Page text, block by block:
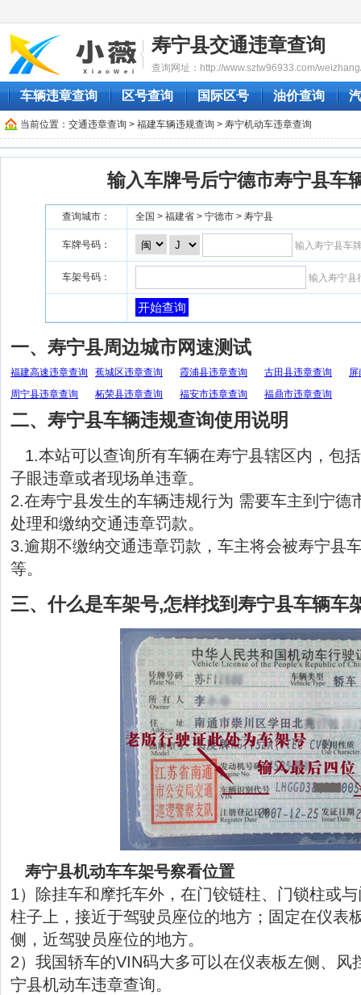
寿宁县交通违章查询
查询网址：http://www.sztw96933.com/
车辆违章查询 区号查询 国际区号 油价查询
当前位置： 交通违章查询 > 福建车辆违规查询 > 寿宁机动车违章查询
输入车牌号后宁德市寿宁县车
查询城市： 全国 > 福建省 > 宁德市 > 寿宁县
车牌号码： 输入寿宁县车
车架号码： 输入寿宁县
开始查询
一、寿宁县周边城市网速测试
福建高速违章查询 蕉城区违章查询 霞浦县违章查询 古田县违章查询
屏
周宁县违章查询
柘荣县违章查询 福安市违章查询 福鼎市违章查询
二、寿宁县车辆违规查询使用说明
1.本站可以查询所有车辆在寿宁县辖区内，包
子眼违章或者现场单违章。
2.在寿宁县发生的车辆违规行为 需要车主到宁德
处理和缴纳交通违章罚款。
3.逾期不缴纳交通违章罚款，车主将会被寿宁县
等。
三、什么是车架号,怎样找到寿宁县车辆车
寿宁县机动车车架号察看位置
1）除挂车和摩托车外，在门铰链柱、门锁柱或
柱子上，接近于驾驶员座位的地方；固定在仪表
侧，近驾驶员座位的地方。
2）我国轿车的VIN码大多可以在仪表板左侧、风
宁县机动车违章查询。